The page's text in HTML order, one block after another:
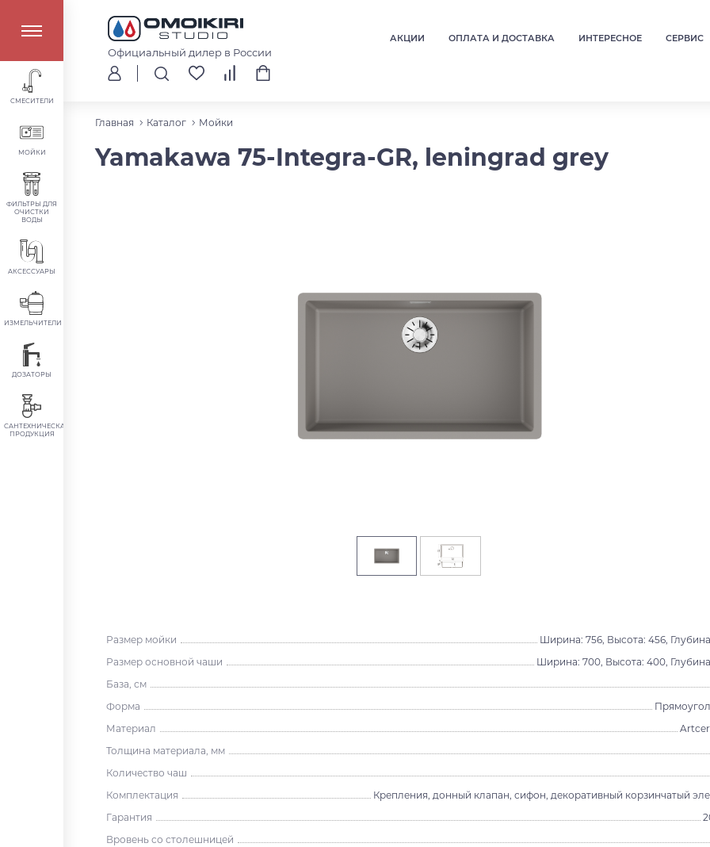
Официальный дилер в России
АКЦИИ ОПЛАТА И ДОСТАВКА ИНТЕРЕСНОЕ СЕРВИС
СМЕСИТЕЛИ
МОЙКИ
ФИЛЬТРЫ ДЛЯ
ОЧИСТКИ
ВОДЫ
АКСЕССУАРЫ
ИЗМЕЛЬЧИТЕЛИ
ДОЗАТОРЫ
САНТЕХНИЧЕСКАЯ
ПРОДУКЦИЯ
Главная Каталог Мойки
Yamakawa 75-Integra-GR, leningrad grey
Размер мойки
Ширина: 756, Высота: 456,
Размер основной чаши
Ширина: 700, Высота: 400,
База, см
Форма
Материал
Толщина материала, мм
Количество чаш
Комплектация
Крепления, донный клапан, сифон, декоративный корзинчатый
Гарантия
Вровень со столешницей